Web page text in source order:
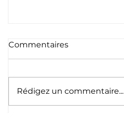
Commentaires
Rédigez un commentaire...